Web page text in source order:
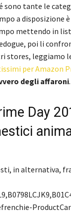
sono tante le
a disposizione
mettendo in
poi li
stores, leggiamo
per Amazon
degli affaroni.
Day
in alternativa,